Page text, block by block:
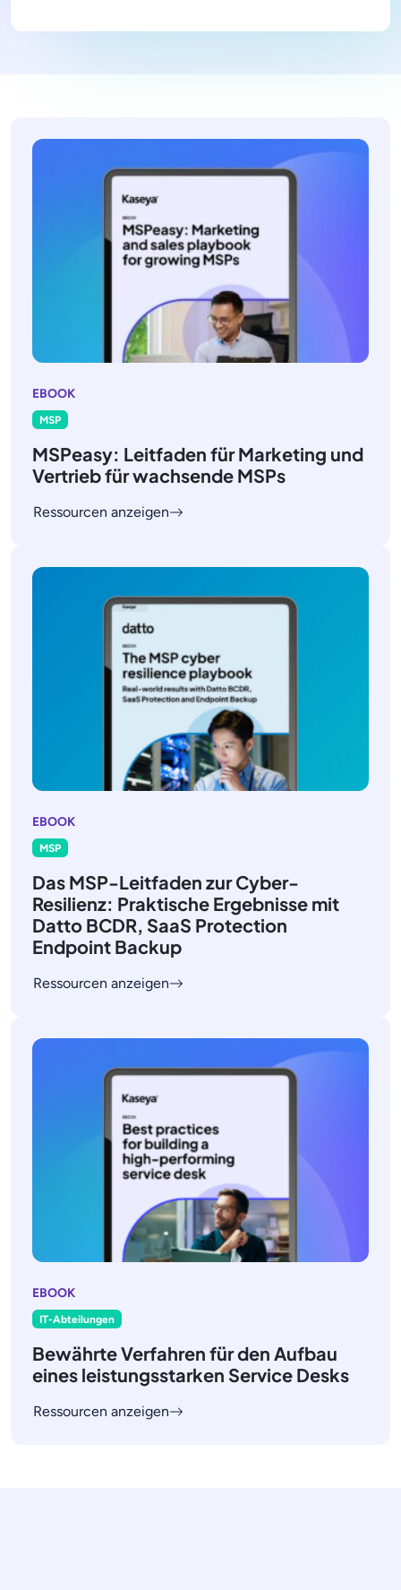
EBOOK
MSP
MSPeasy: Leitfaden für Marketing und
Vertrieb für wachsende MSPs
Ressourcen anzeigen
EBOOK
MSP
Das MSP-Leitfaden zur Cyber-
Resilienz: Praktische Ergebnisse mit
Datto BCDR, SaaS Protection
Endpoint Backup
Ressourcen anzeigen
EBOOK
IT-Abteilungen
Bewährte Verfahren für den Aufbau
eines leistungsstarken Service Desks
Ressourcen anzeigen